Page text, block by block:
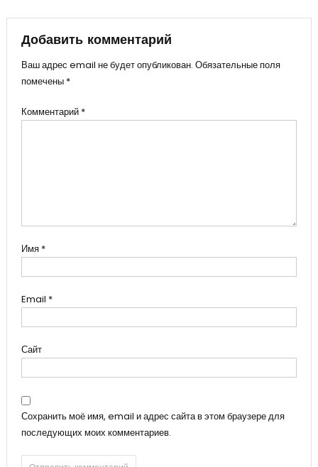
записям
Добавить комментарий
Ваш адрес email не будет опубликован. Обязательные поля
помечены *
Комментарий *
Имя *
Email *
Сайт
Сохранить моё имя, email и адрес сайта в этом браузере для
последующих моих комментариев.